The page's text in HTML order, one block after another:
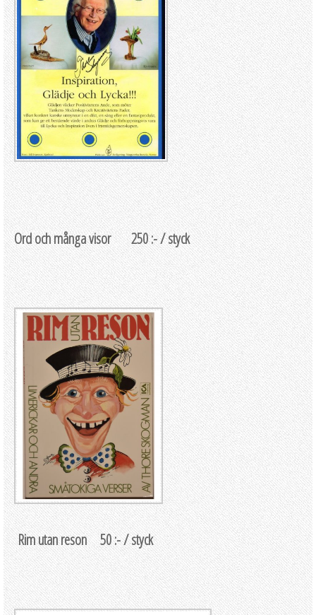
Ord och många visor 250 :- / styck
Rim utan reson 50 :- / styck